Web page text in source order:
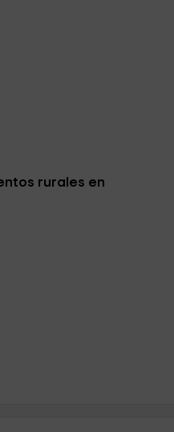
rurales en